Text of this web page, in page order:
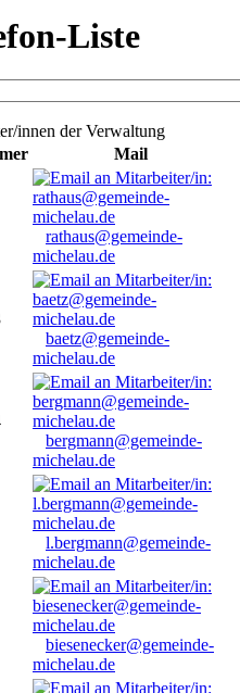
Liste
innen der Verwaltung
Mail
rathaus@gemeinde-
michelau.de
baetz@gemeinde-
michelau.de
bergmann@gemeinde-
michelau.de
l.bergmann@gemeinde-
michelau.de
biesenecker@gemeinde-
michelau.de